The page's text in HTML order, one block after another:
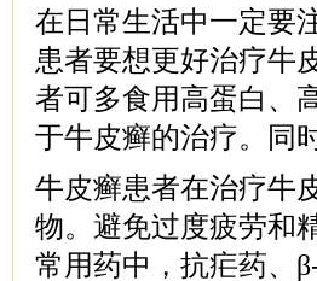
在日常生活中一定要
患者要想更好治疗牛
者可多食用高蛋白、
于牛皮癣的治疗。同
牛皮癣患者在治疗牛
物。避免过度疲劳和
常用药中，抗疟药、